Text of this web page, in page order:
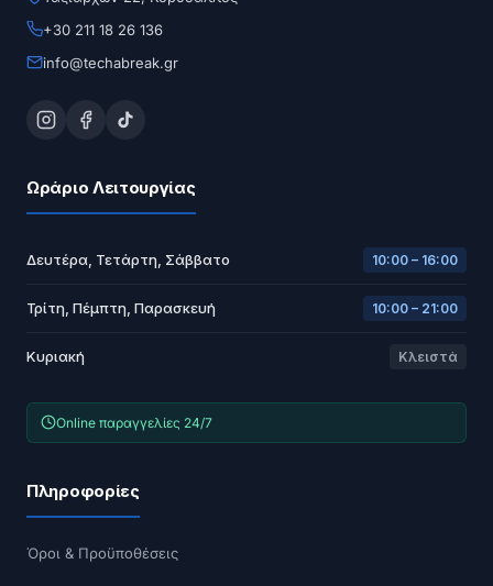
+30 211 18 26 136
info@techabreak.gr
Ωράριο Λειτουργίας
Δευτέρα, Τετάρτη, Σάββατο 10:00 – 16:00
Τρίτη, Πέμπτη, Παρασκευή 10:00 – 21:00
Κυριακή Κλειστά
Online παραγγελίες 24/7
Πληροφορίες
Όροι & Προϋποθέσεις